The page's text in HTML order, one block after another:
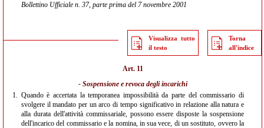
Bollettino Ufficiale n. 37, parte prima del 7 novembre 2001
Visualizza tutto
il testo
Torna
all'indice
Art. 11
- Sospensione e revoca degli incarichi
1. Quando è accertata la temporanea impossibilità da parte del commissario di
svolgere il mandato per un arco di tempo significativo in relazione alla natura e
alla durata dell'attività commissariale, possono essere disposte la sospensione
dell'incarico del commissario e la nomina, in sua vece, di un sostituto, ovvero la